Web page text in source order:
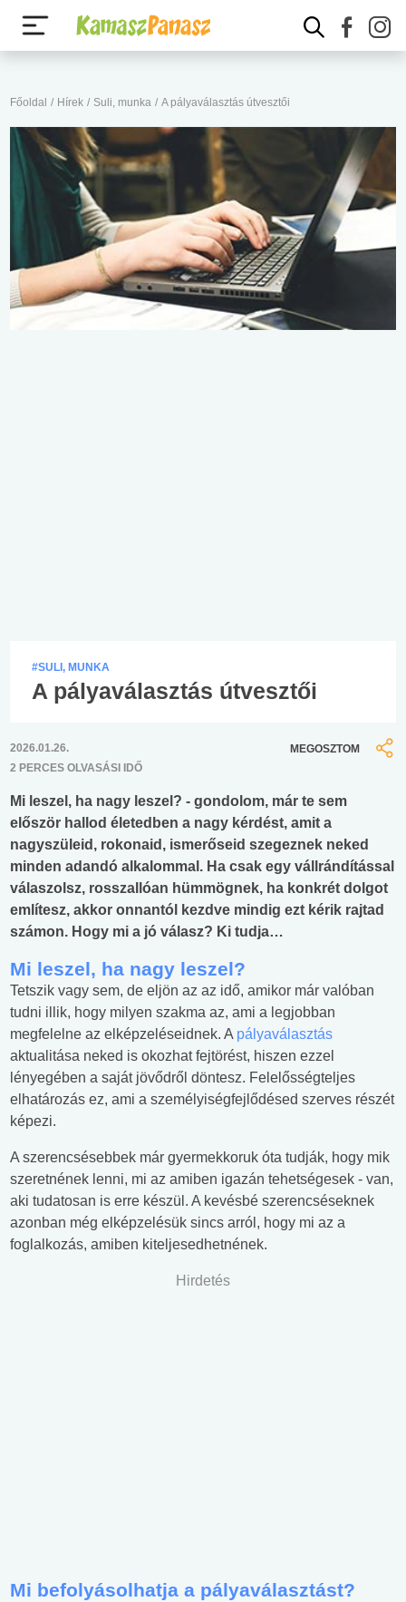
Főoldal / Hírek / Suli, munka / A pályaválasztás útvesztői
#SULI, MUNKA
A pályaválasztás útvesztői
2026.01.26.
2 PERCES OLVASÁSI IDŐ
MEGOSZTOM
Mi leszel, ha nagy leszel? - gondolom, már te sem
először hallod életedben a nagy kérdést, amit a
nagyszüleid, rokonaid, ismerőseid szegeznek neked
minden adandó alkalommal. Ha csak egy vállrándítással
válaszolsz, rosszallóan hümmögnek, ha konkrét dolgot
említesz, akkor onnantól kezdve mindig ezt kérik rajtad
számon. Hogy mi a jó válasz? Ki tudja…
Mi leszel, ha nagy leszel?
Tetszik vagy sem, de eljön az az idő, amikor már valóban
tudni illik, hogy milyen szakma az, ami a legjobban
megfelelne az elképzeléseidnek. A pályaválasztás
aktualitása neked is okozhat fejtörést, hiszen ezzel
lényegében a saját jövődről döntesz. Felelősségteljes
elhatározás ez, ami a személyiségfejlődésed szerves részét
képezi.
A szerencsésebbek már gyermekkoruk óta tudják, hogy mik
szeretnének lenni, mi az amiben igazán tehetségesek - van,
aki tudatosan is erre készül. A kevésbé szerencséseknek
azonban még elképzelésük sincs arról, hogy mi az a
foglalkozás, amiben kiteljesedhetnének.
Hirdetés
Mi befolyásolhatja a pályaválasztást?